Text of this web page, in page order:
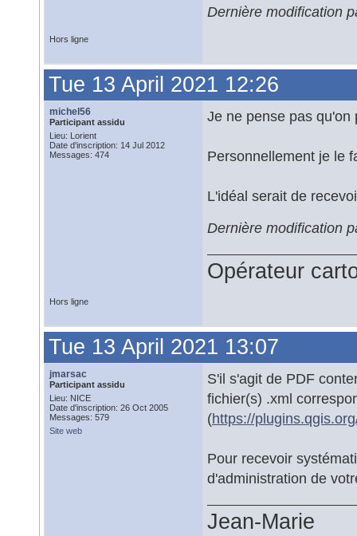
Dernière modification
Hors ligne
Tue 13 April 2021 12:26
michel56
Participant assidu
Lieu: Lorient
Date d'inscription: 14 Jul 2012
Messages: 474
Je ne pense pas
Personnellement je le
L'idéal serait de
Dernière modification
Opérateur
Hors ligne
Tue 13 April 2021 13:07
jmarsac
Participant assidu
Lieu: NICE
Date d'inscription: 26 Oct 2005
Messages: 579
Site web
S'il s'agit de PDF
fichier(s) .xml
(https://
Pour recevoir
d'administration de
Jean-Marie